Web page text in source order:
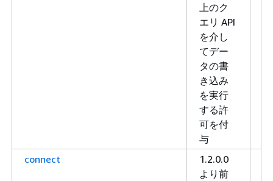
上のク
エリ API
を介し
てデー
タの書
き込み
を実行
する許
可を付
与
connect
1.2.0.0
より前